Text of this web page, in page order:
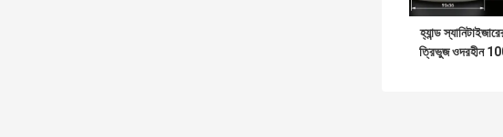
হ্যান্ড
ত্রিভুজ ওদরহীন